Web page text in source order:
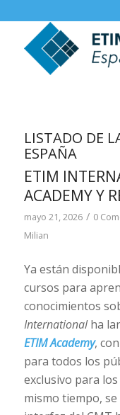
LISTADO DE
ESPAÑA
ETIM
ACADEMY Y
mayo 21, 2026 / 0
Milian
Ya están
cursos para
conocimientos
Internationalha
ETIM Academy,
para todos los
exclusivo para
mismo tiempo,